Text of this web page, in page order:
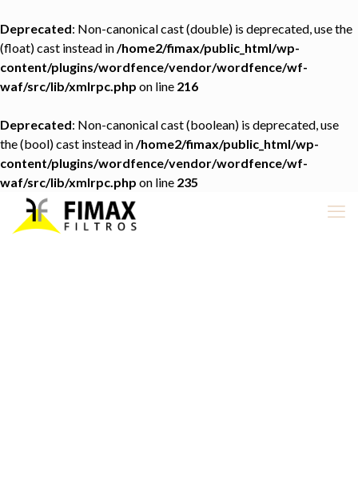
Deprecated: Non-canonical cast (double) is deprecated, use the
(float) cast instead in/home2/fimax/public_html/wp-
content/plugins/wordfence/vendor/wordfence/wf-
waf/src/lib/xmlrpc.php on line 216
Deprecated: Non-canonical cast (boolean) is deprecated, use
the (bool) cast instead in/home2/fimax/public_html/wp-
content/plugins/wordfence/vendor/wordfence/wf-
waf/src/lib/xmlrpc.php on line 235